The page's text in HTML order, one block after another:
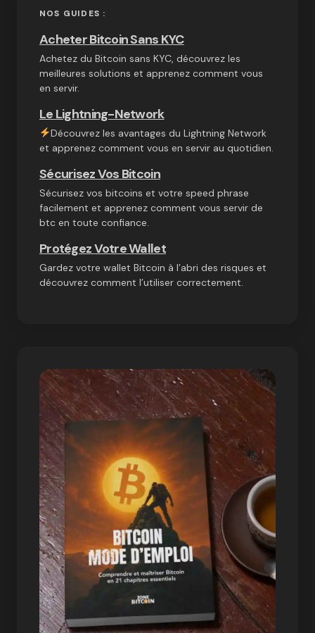
NOS GUIDES :
Acheter Bitcoin Sans KYC
Achetez du Bitcoin sans KYC, découvrez les
meilleures solutions et apprenez comment vous
en servir.
Le Lightning-Network
Découvrez les avantages du Lightning Network
et apprenez comment vous en servir au quotidien.
Sécurisez Vos Bitcoin
Sécurisez vos bitcoins et votre speed phrase
facilement et apprenez comment vous servir de
btc en toute confiance.
Protégez Votre Wallet
Gardez votre wallet Bitcoin à l’abri des risques et
découvrez comment l’utiliser correctement.